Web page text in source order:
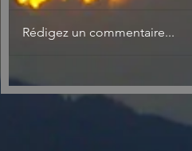
Rédigez un commentaire...